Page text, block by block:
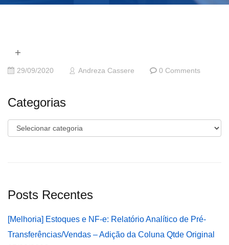
29/09/2020 Andreza Cassere 0 Comments
Categorias
Categorias
Posts Recentes
[Melhoria] Estoques e NF-e: Relatório Analítico de Pré-
Transferências/Vendas – Adição da Coluna Qtde Original